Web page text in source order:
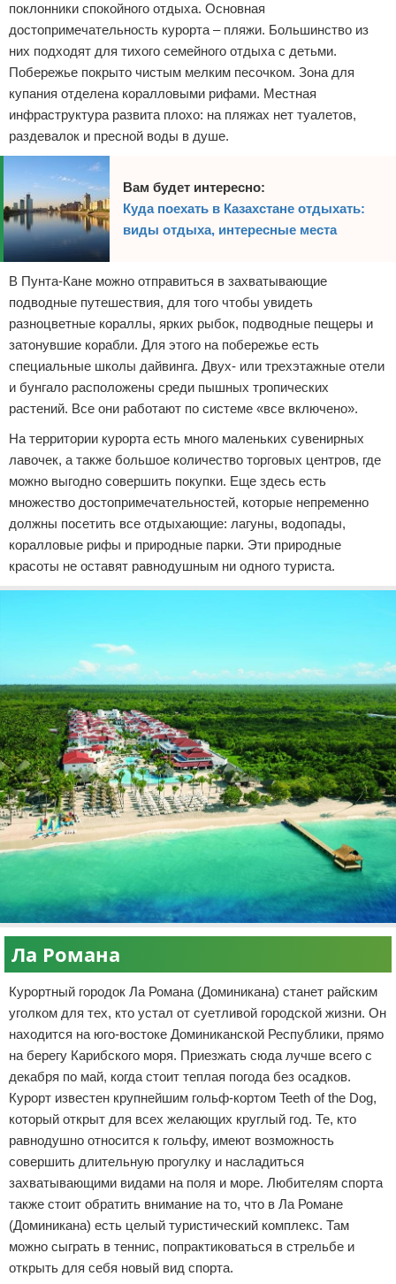
поклонники спокойного отдыха. Основная
достопримечательность курорта – пляжи. Большинство из
них подходят для тихого семейного отдыха с детьми.
Побережье покрыто чистым мелким песочком. Зона для
купания отделена коралловыми рифами. Местная
инфраструктура развита плохо: на пляжах нет туалетов,
раздевалок и пресной воды в душе.
Вам будет интересно:
Куда поехать в Казахстане отдыхать:
виды отдыха, интересные места
В Пунта-Кане можно отправиться в захватывающие
подводные путешествия, для того чтобы увидеть
разноцветные кораллы, ярких рыбок, подводные пещеры и
затонувшие корабли. Для этого на побережье есть
специальные школы дайвинга. Двух- или трехэтажные отели
и бунгало расположены среди пышных тропических
растений. Все они работают по системе «все включено».
На территории курорта есть много маленьких сувенирных
лавочек, а также большое количество торговых центров, где
можно выгодно совершить покупки. Еще здесь есть
множество достопримечательностей, которые непременно
должны посетить все отдыхающие: лагуны, водопады,
коралловые рифы и природные парки. Эти природные
красоты не оставят равнодушным ни одного туриста.
Ла Романа
Курортный городок Ла Романа (Доминикана) станет райским
уголком для тех, кто устал от суетливой городской жизни. Он
находится на юго-востоке Доминиканской Республики, прямо
на берегу Карибского моря. Приезжать сюда лучше всего с
декабря по май, когда стоит теплая погода без осадков.
Курорт известен крупнейшим гольф-кортом Teeth of the Dog,
который открыт для всех желающих круглый год. Те, кто
равнодушно относится к гольфу, имеют возможность
совершить длительную прогулку и насладиться
захватывающими видами на поля и море. Любителям спорта
также стоит обратить внимание на то, что в Ла Романе
(Доминикана) есть целый туристический комплекс. Там
можно сыграть в теннис, попрактиковаться в стрельбе и
открыть для себя новый вид спорта.